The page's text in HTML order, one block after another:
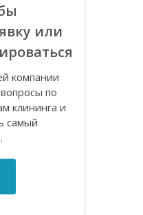
или
компании
по
клининга и
самый